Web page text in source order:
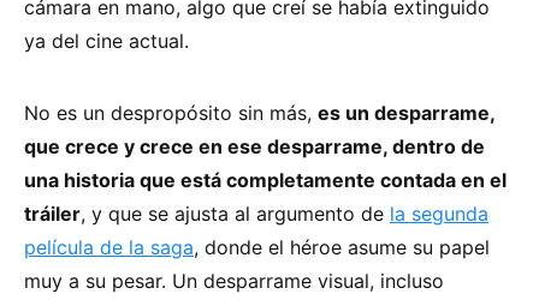
cámara en mano, algo que creí se había extinguido
ya del cine actual.
No es un despropósito sin más, es un desparrame,
que crece y crece en ese desparrame, dentro de
una historia que está completamente contada en el
tráiler, y que se ajusta al argumento de la segunda
película de la saga, donde el héroe asume su papel
muy a su pesar. Un desparrame visual, incluso